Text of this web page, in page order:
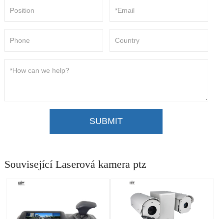
SUBMIT
Související Laserová kamera ptz